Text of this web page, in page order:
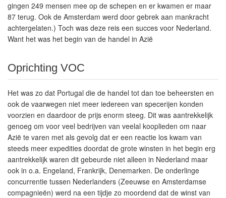
gingen 249 mensen mee op de schepen en er kwamen er maar
87 terug. Ook de Amsterdam werd door gebrek aan mankracht
achtergelaten.) Toch was deze reis een succes voor Nederland.
Want het was het begin van de handel in Azië
Oprichting VOC
Het was zo dat Portugal die de handel tot dan toe beheersten en
ook de vaarwegen niet meer iedereen van specerijen konden
voorzien en daardoor de prijs enorm steeg. Dit was aantrekkelijk
genoeg om voor veel bedrijven van veelal kooplieden om naar
Azië te varen met als gevolg dat er een reactie los kwam van
steeds meer expedities doordat de grote winsten in het begin erg
aantrekkelijk waren dit gebeurde niet alleen in Nederland maar
ook in o.a. Engeland, Frankrijk, Denemarken. De onderlinge
concurrentie tussen Nederlanders (Zeeuwse en Amsterdamse
compagnieën) werd na een tijdje zo moordend dat de winst van